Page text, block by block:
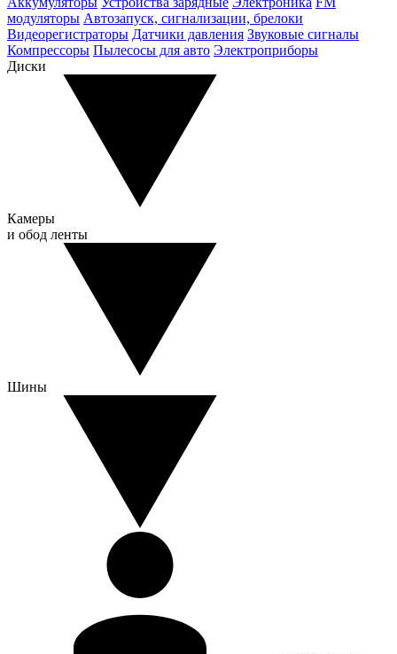
модуляторы Автозапуск, сигнализации, брелоки
Видеорегистраторы Датчики давления Звуковые сигналы
Компрессоры Пылесосы для авто Электроприборы
Диски
Камеры
и обод ленты
Шины